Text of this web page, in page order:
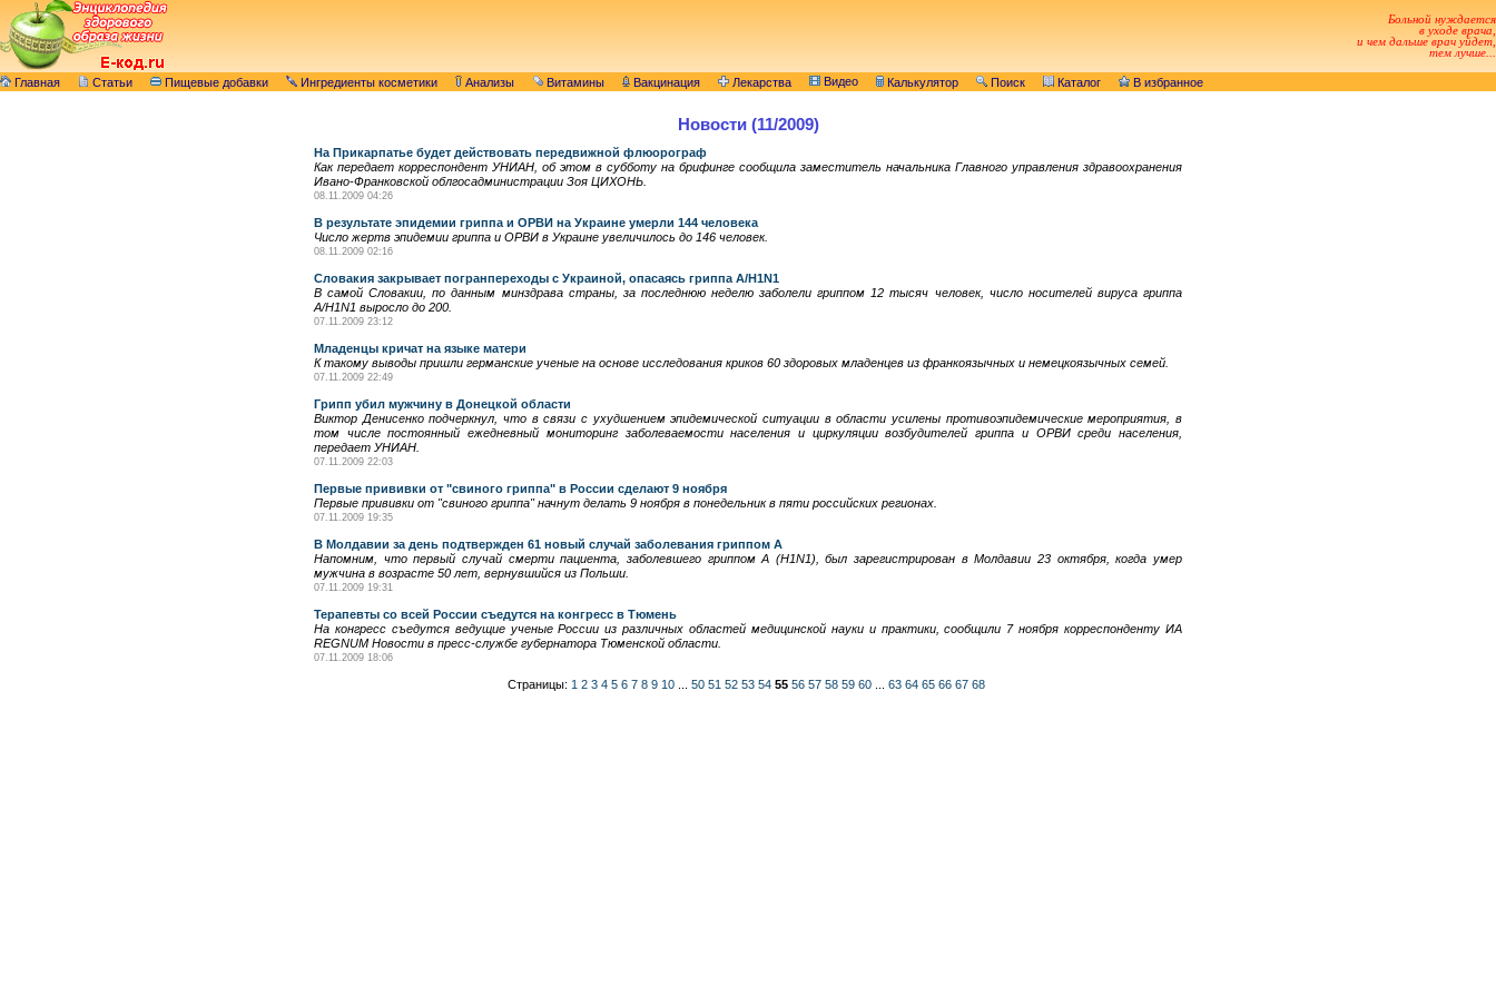
Больной нуждается
в уходе врача,
и чем дальше врач уйдет,
тем лучше...
Главная Статьи Пищевые добавки Ингредиенты косметики Анализы Витамины Вакцинация Лекарства Видео Калькулятор Поиск Каталог В избранное
Новости (11/2009)
На Прикарпатье будет действовать передвижной флюорограф
Как передает корреспондент УНИАН, об этом в субботу на брифинге сообщила заместитель начальника Главного управления здравоохранения
Ивано-Франковской облгосадминистрации Зоя ЦИХОНЬ.
08.11.2009 04:26
В результате эпидемии гриппа и ОРВИ на Украине умерли 144 человека
Число жертв эпидемии гриппа и ОРВИ в Украине увеличилось до 146 человек.
08.11.2009 02:16
Словакия закрывает погранпереходы с Украиной, опасаясь гриппа A/H1N1
В самой Словакии, по данным минздрава страны, за последнюю неделю заболели гриппом 12 тысяч человек, число носителей вируса гриппа
A/H1N1 выросло до 200.
07.11.2009 23:12
Младенцы кричат на языке матери
К такому выводы пришли германские ученые на основе исследования криков 60 здоровых младенцев из франкоязычных и немецкоязычных семей.
07.11.2009 22:49
Грипп убил мужчину в Донецкой области
Виктор Денисенко подчеркнул, что в связи с ухудшением эпидемической ситуации в области усилены противоэпидемические мероприятия, в
том числе постоянный ежедневный мониторинг заболеваемости населения и циркуляции возбудителей гриппа и ОРВИ среди населения,
передает УНИАН.
07.11.2009 22:03
Первые прививки от "свиного гриппа" в России сделают 9 ноября
Первые прививки от "свиного гриппа" начнут делать 9 ноября в понедельник в пяти российских регионах.
07.11.2009 19:35
В Молдавии за день подтвержден 61 новый случай заболевания гриппом A
Напомним, что первый случай смерти пациента, заболевшего гриппом A (H1N1), был зарегистрирован в Молдавии 23 октября, когда умер
мужчина в возрасте 50 лет, вернувшийся из Польши.
07.11.2009 19:31
Терапевты со всей России съедутся на конгресс в Тюмень
На конгресс съедутся ведущие ученые России из различных областей медицинской науки и практики, сообщили 7 ноября корреспонденту ИА
REGNUM Новости в пресс-службе губернатора Тюменской области.
07.11.2009 18:06
Страницы: 1 2 3 4 5 6 7 8 9 10 50 51 52 53 54 55 56 57 58 59 60 63 64 65 66 67 68